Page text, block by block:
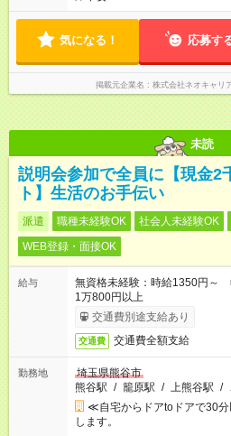
気になる！ 応募す
掲載元企業名 株式会社ネオキャリ
未読
説明会参加で全員に【現金2
ト】生活のお手伝い
派遣 職種未経験OK 社会人未経験OK
WEB登録・面接OK
給与
無資格未経験：時給1350円
1万800円以上
交通費別途支給あり
交通費 交通費全額支給
勤務地
埼玉県熊谷市
熊谷駅 / 籠原駅 / 上熊谷駅 /
≪自宅からドアtoドアで30
します。